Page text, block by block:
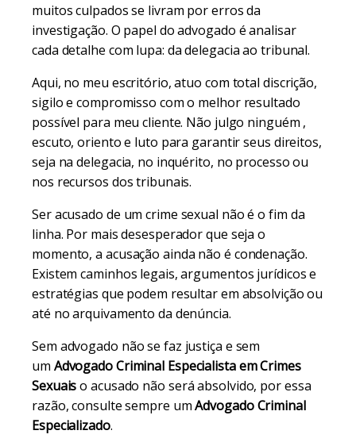
muitos culpados se livram por erros da
investigação. O papel do advogado é analisar
cada detalhe com lupa: da delegacia ao tribunal.
Aqui, no meu escritório, atuo com total discrição,
sigilo e compromisso com o melhor resultado
possível para meu cliente. Não julgo ninguém ,
escuto, oriento e luto para garantir seus direitos,
seja na delegacia, no inquérito, no processo ou
nos recursos dos tribunais.
Ser acusado de um crime sexual não é o fim da
linha. Por mais desesperador que seja o
momento, a acusação ainda não é condenação.
Existem caminhos legais, argumentos jurídicos e
estratégias que podem resultar em absolvição ou
até no arquivamento da denúncia.
Sem advogado não se faz justiça e sem
um Advogado Criminal Especialista em Crimes
Sexuaiso acusado não será absolvido, por essa
razão, consulte sempre umAdvogado Criminal
Especializado.